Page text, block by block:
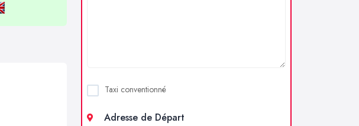
Taxi conventionné
Adresse de Départ